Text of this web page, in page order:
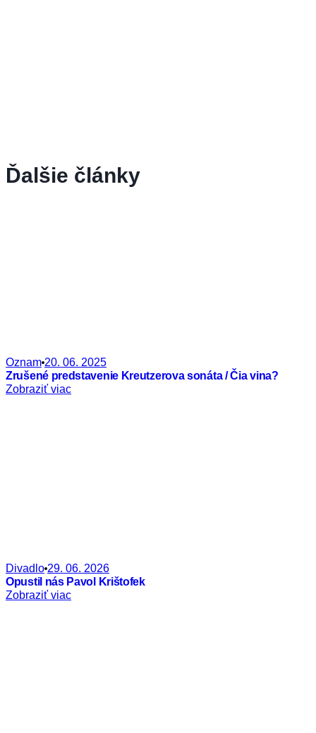
Ďalšie články
Oznam 20. 06. 2025
Zrušené predstavenie Kreutzerova sonáta / Čia vina?
Zobraziť viac
Divadlo 29. 06. 2026
Opustil nás Pavol Krištofek
Zobraziť viac